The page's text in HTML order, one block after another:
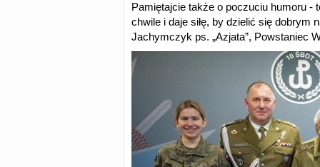
Pamiętajcie także o poczuciu humoru -
chwile i daje siłę, by dzielić się dobrym
Jachymczyk ps. „Azjata”, Powstaniec